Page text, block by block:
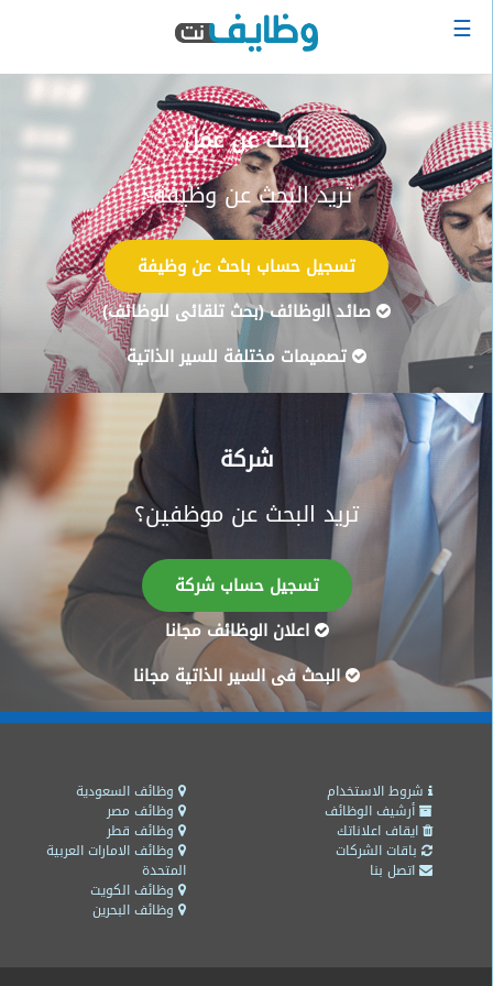
البحث
عن
وظيفة
دخول
حساب
جديد
اعلان
وظيفة
مجانا
سجل
سيرتك
الذاتية
الان
طلبات
وظائف
تصفح
الوظائف
وظائف
اليوم
اليوم
وظائف
مصر
اليوم
☰
باحث عن عمل
تريد البحث عن وظيفة؟
تسجيل حساب باحث عن وظيفة
صائد الوظائف (بحث تلقائى للوظائف)
تصميمات مختلفة للسير الذاتية
شركة
تريد البحث عن موظفين؟
تسجيل حساب شركة
اعلان الوظائف مجانا
البحث فى السير الذاتية مجانا
وظائف السعودية
وظائف مصر
وظائف قطر
وظائف الامارات العربية
المتحدة
وظائف الكويت
وظائف البحرين
شروط الاستخدام
أرشيف الوظائف
ايقاف اعلاناتك
باقات الشركات
اتصل بنا